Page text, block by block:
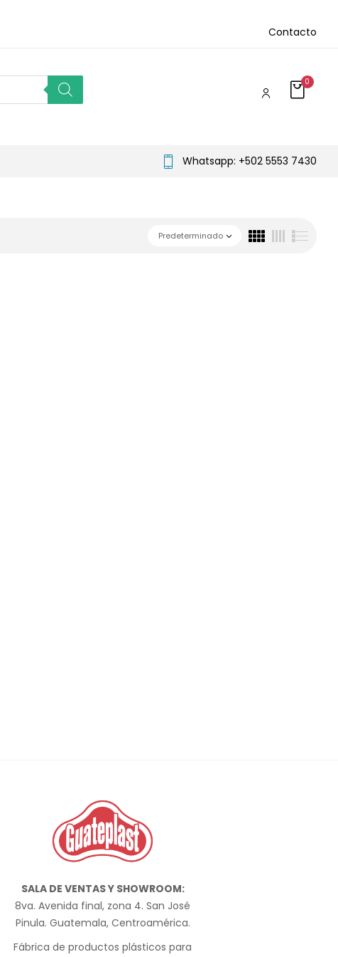
Contacto
0
Whatsapp: +502 5553 7430
Predeterminado
SALA DE VENTAS Y SHOWROOM:
8va. Avenida final, zona 4. San José
Pinula. Guatemala, Centroamérica.
Fábrica de productos plásticos para